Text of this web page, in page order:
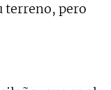
terreno, pero